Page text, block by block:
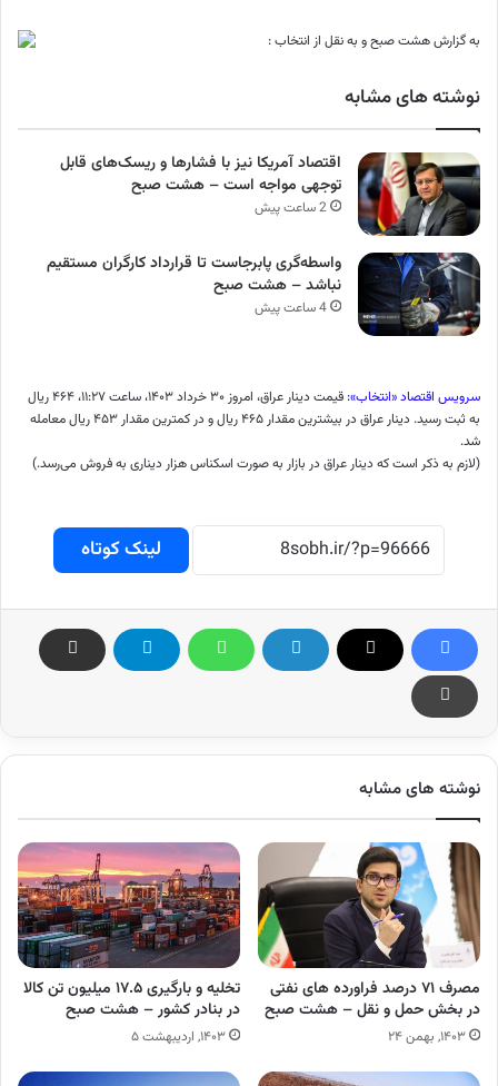
به گزارش هشت صبح و به نقل از انتخاب :
نوشته های مشابه
اقتصاد آمریکا نیز با فشارها و ریسک‌های قابل
توجهی مواجه است – هشت صبح
2 ساعت پیش
واسطه‌گری پابرجاست تا قرارداد کارگران مستقیم
نباشد – هشت صبح
4 ساعت پیش
سرویس اقتصاد «انتخاب»:
قیمت دینار عراق، امروز ۳۰ خرداد ۱۴۰۳، ساعت ۱۱:۲۷، ۴۶۴ ریال
به ثبت رسید. دینار عراق در بیشترین مقدار ۴۶۵ ریال و در کمترین مقدار ۴۵۳ ریال معامله
شد.
(لازم به ذکر است که دینار عراق در بازار به صورت اسکناس هزار دیناری به فروش می‌رسد.)
لینک کوتاه
نوشته های مشابه
مصرف ۷۱ درصد فراورده های نفتی
در بخش حمل و نقل – هشت صبح
۱۴۰۳, بهمن ۲۴
تخلیه‌ و بارگیری ۱۷.۵ میلیون تن کالا
در بنادر کشور – هشت صبح
۱۴۰۳, اردیبهشت ۵